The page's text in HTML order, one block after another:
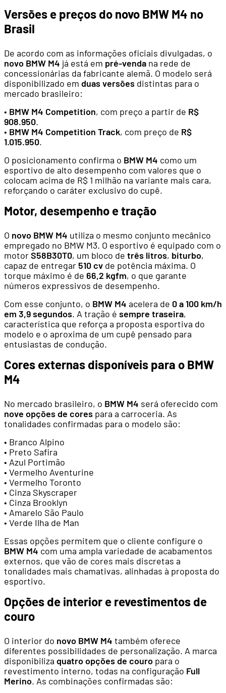
Versões e preços do novo BMW M4 no
Brasil
De acordo com as informações oficiais divulgadas, o
novo BMW M4 já está em pré-venda na rede de
concessionárias da fabricante alemã. O modelo será
disponibilizado em duas versões distintas para o
mercado brasileiro:
• BMW M4 Competition, com preço a partir de R$
908.950.
• BMW M4 Competition Track, com preço de R$
1.015.950.
O posicionamento confirma o BMW M4 como um
esportivo de alto desempenho com valores que o
colocam acima de R$ 1 milhão na variante mais cara,
reforçando o caráter exclusivo do cupê.
Motor, desempenho e tração
O novo BMW M4 utiliza o mesmo conjunto mecânico
empregado no BMW M3. O esportivo é equipado com o
motorS58B30T0, um bloco de três litros, biturbo,
capaz de entregar 510 cv de potência máxima. O
torque máximo é de 66,2 kgfm, o que garante
números expressivos de desempenho.
Com esse conjunto, o BMW M4 acelera de 0 a 100 km/h
em 3,9 segundos. A tração é sempre traseira,
característica que reforça a proposta esportiva do
modelo e o aproxima de um cupê pensado para
entusiastas de condução.
Cores externas disponíveis para o BMW
M4
No mercado brasileiro, o BMW M4 será oferecido com
nove opções de cores para a carroceria. As
tonalidades confirmadas para o modelo são:
• Branco Alpino
• Preto Safira
• Azul Portimão
• Vermelho Aventurine
• Vermelho Toronto
• Cinza Skyscraper
• Cinza Brooklyn
• Amarelo São Paulo
• Verde Ilha de Man
Essas opções permitem que o cliente configure o
BMW M4 com uma ampla variedade de acabamentos
externos, que vão de cores mais discretas a
tonalidades mais chamativas, alinhadas à proposta do
esportivo.
Opções de interior e revestimentos de
couro
O interior do novo BMW M4 também oferece
diferentes possibilidades de personalização. A marca
disponibiliza quatro opções de couro para o
revestimento interno, todas na configuração Full
Merino. As combinações confirmadas são: